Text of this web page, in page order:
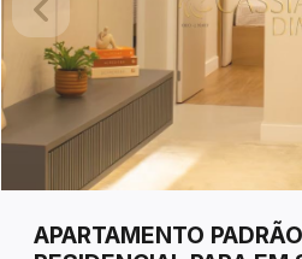
APARTAMENTO PADRÃO